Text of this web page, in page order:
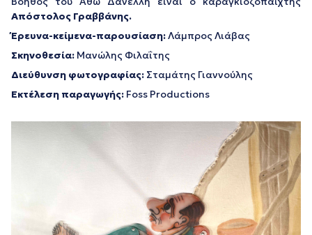
Απόστολος Γραββάνης.
Έρευνα-κείμενα-παρουσίαση:Λάμπρος Λιάβας
Σκηνοθεσία: Μανώλης Φιλαΐτης
Διεύθυνση φωτογραφίας: Σταμάτης Γιαννούλης
Εκτέλεση παραγωγής: Foss Productions